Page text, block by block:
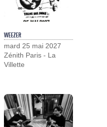
WEEZER
mard 25 mai 2027
Zénith Paris - La
Villette